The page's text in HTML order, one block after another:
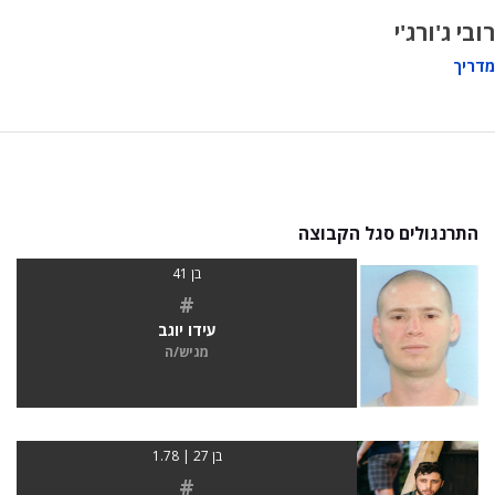
רובי ג'ורג'י
מדריך
התרנגולים סגל הקבוצה
בן 41
#
עידו יוגב
מגיש/ה
בן 27 | 1.78
#